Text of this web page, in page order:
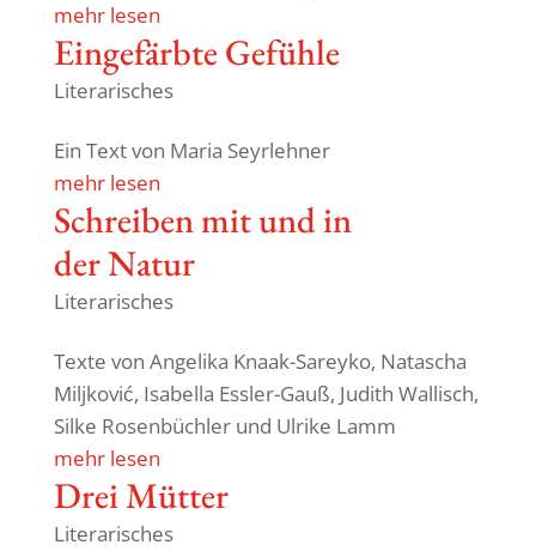
mehr lesen
Einge­färbte Gefühle
Literarisches
Ein Text von Maria Seyrlehner
mehr lesen
Schreiben mit und in
der Natur
Literarisches
Texte von Ange­lika Knaak-Sareyko, Nata­scha
Milj­ković, Isabella Essler-Gauß, Judith Wallisch,
Silke Rosen­büchler und Ulrike Lamm
mehr lesen
Drei Mütter
Literarisches